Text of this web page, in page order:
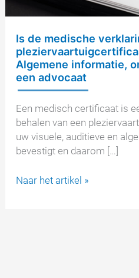
Is de medische
Algemene informatie,
een advocaat
Een medisch certificaat is
behalen van een
uw visuele, auditieve en
bevestigt en daarom […]
Is
Naar het artikel »